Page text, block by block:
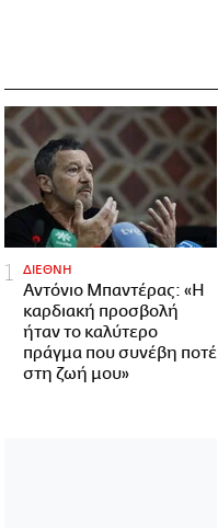
ΔΙΕΘΝΗ
Αντόνιο Μπαντέρας: «Η
καρδιακή προσβολή
ήταν το καλύτερο
πράγμα που συνέβη ποτέ
στη ζωή μου»